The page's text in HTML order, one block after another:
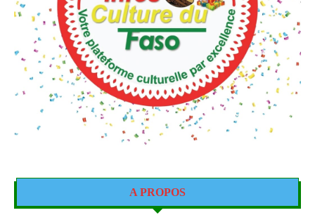
A PROPOS